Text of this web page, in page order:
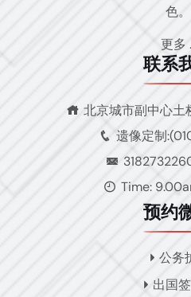
色。
更多
联系
北京城市副中心土
遗像定制
Time:
预约
公务
出国